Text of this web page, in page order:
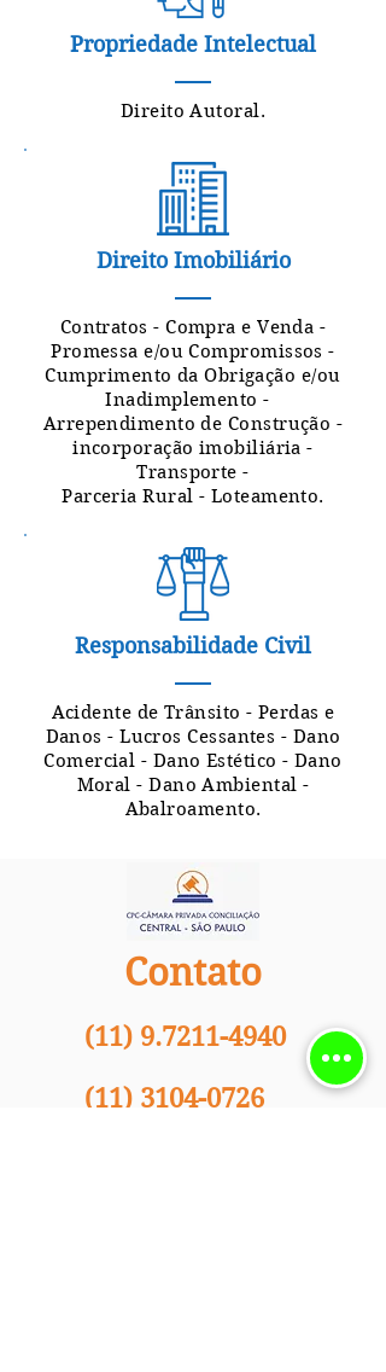
Responsabilidade Civil
Acidente de Trânsito - Perdas e
Danos - Lucros Cessantes - Dano
Comercial - Dano Estético - Dano
Moral - Dano Ambiental -
Abalroamento.
Propriedade Intelectual
Direito Autoral.
Direito Imobiliário
Contratos - Compra e Venda -
Promessa e/ou Compromissos -
Cumprimento da Obrigação e/ou
Inadimplemento -
Arrependimento de Construção -
incorporação imobiliária -
Transporte -
Parceria Rural - Loteamento.
Contato
(11) 3104-0726
(11) 9.7211-4940